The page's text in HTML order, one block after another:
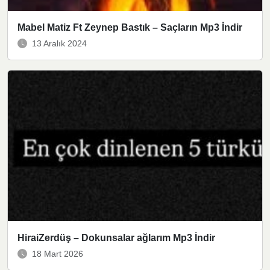
Mabel Matiz Ft Zeynep Bastık – Saçların Mp3 İndir
13 Aralık 2024
HiraiZerdüş – Dokunsalar ağlarım Mp3 İndir
18 Mart 2026